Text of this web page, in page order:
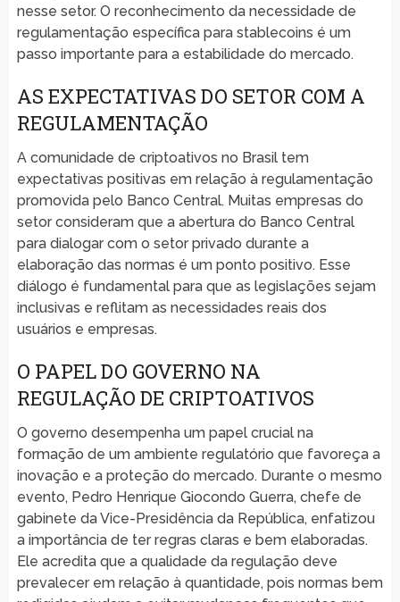
nesse setor. O reconhecimento da necessidade de
regulamentação específica para stablecoins é um
passo importante para a estabilidade do mercado.
AS EXPECTATIVAS DO SETOR COM A
REGULAMENTAÇÃO
A comunidade de criptoativos no Brasil tem
expectativas positivas em relação à regulamentação
promovida pelo Banco Central. Muitas empresas do
setor consideram que a abertura do Banco Central
para dialogar com o setor privado durante a
elaboração das normas é um ponto positivo. Esse
diálogo é fundamental para que as legislações sejam
inclusivas e reflitam as necessidades reais dos
usuários e empresas.
O PAPEL DO GOVERNO NA
REGULAÇÃO DE CRIPTOATIVOS
O governo desempenha um papel crucial na
formação de um ambiente regulatório que favoreça a
inovação e a proteção do mercado. Durante o mesmo
evento, Pedro Henrique Giocondo Guerra, chefe de
gabinete da Vice-Presidência da República, enfatizou
a importância de ter regras claras e bem elaboradas.
Ele acredita que a qualidade da regulação deve
prevalecer em relação à quantidade, pois normas bem